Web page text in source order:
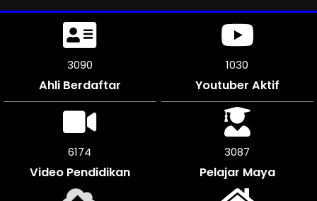
3432
Ahli Berdaftar
1144
Youtuber Aktif
6864
Video Pendidikan
3432
Pelajar Maya